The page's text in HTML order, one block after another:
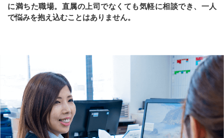
に満ちた職場。直属の上司でなくても気軽に相談でき、一人
で悩みを抱え込むことはありません。